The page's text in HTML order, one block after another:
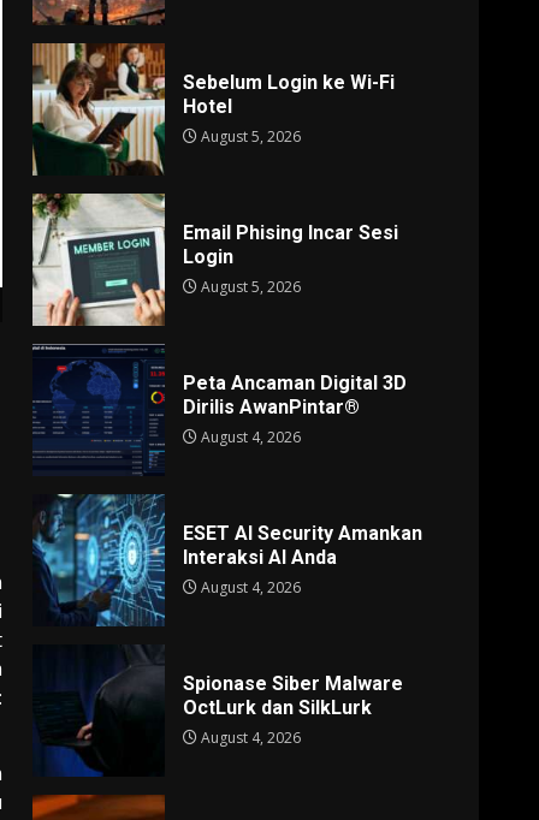
Sebelum Login ke Wi-Fi
Hotel
August 5, 2026
Email Phising Incar Sesi
Login
August 5, 2026
Peta Ancaman Digital 3D
Dirilis AwanPintar®
August 4, 2026
ESET AI Security Amankan
Interaksi AI Anda
August 4, 2026
Spionase Siber Malware
OctLurk dan SilkLurk
August 4, 2026